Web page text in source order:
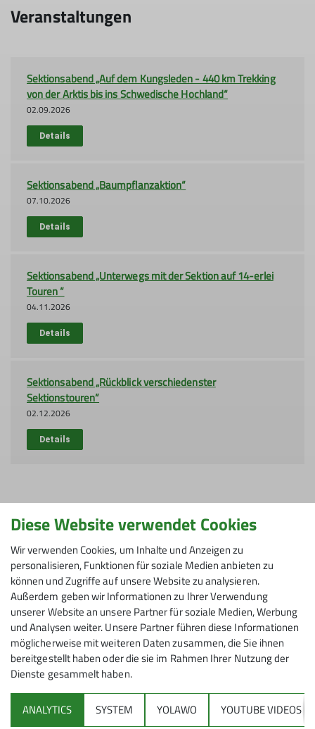
Veranstaltungen
Sek­ti­ons­abend „Auf dem Kungsleden - 440 km Trekking
von der Arktis bis ins Schwedische Hochland“
02.09.2026
Details
Sek­ti­ons­abend „Baumpflanzaktion“
07.10.2026
Details
Sek­ti­ons­abend „Unterwegs mit der Sektion auf 14-erlei
Touren “
04.11.2026
Details
Sek­ti­ons­abend „Rückblick verschiedenster
Sektionstouren“
02.12.2026
Details
Zu allen anstehenden Veranstaltungen
Nächste Touren und
Kurse
Externe Inhalte laden
Um diesen Inhalt sehen zu können, benötigen
Diese Website verwendet Cookies
Wir verwenden Cookies, um Inhalte und Anzeigen zu
personalisieren, Funktionen für soziale Medien anbieten zu
können und Zugriffe auf unsere Website zu analysieren.
Außerdem geben wir Informationen zu Ihrer Verwendung
unserer Website an unsere Partner für soziale Medien, Werbung
und Analysen weiter. Unsere Partner führen diese Informationen
möglicherweise mit weiteren Daten zusammen, die Sie ihnen
bereitgestellt haben oder die sie im Rahmen Ihrer Nutzung der
Dienste gesammelt haben.
ANALYTICS SYSTEM YOLAWO YOUTUBE VIDEOS